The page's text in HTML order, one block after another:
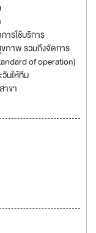
ารใช้บริการ
ภาพ รวมถึงจัดการ
of operation)
นให้ทีม
าขา